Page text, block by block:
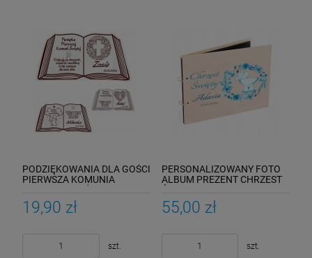
PODZIĘKOWANIA DLA GOŚCI
PIERWSZA KOMUNIA
19,90 zł
szt.
PERSONALIZOWANY FOTO
ALBUM PREZENT CHRZEST
CHRZTU
55,00 zł
szt.